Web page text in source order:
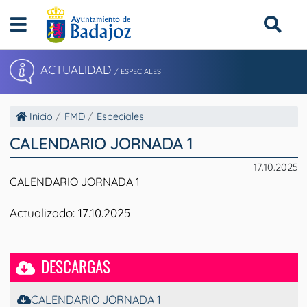
ACTUALIDAD / ESPECIALES
Inicio FMD Especiales
CALENDARIO JORNADA 1
17.10.2025
CALENDARIO JORNADA 1
Actualizado: 17.10.2025
DESCARGAS
CALENDARIO JORNADA 1